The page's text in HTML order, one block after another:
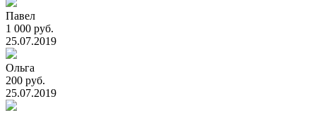
Павел
1 000 руб.
25.07.2019
Ольга
200 руб.
25.07.2019